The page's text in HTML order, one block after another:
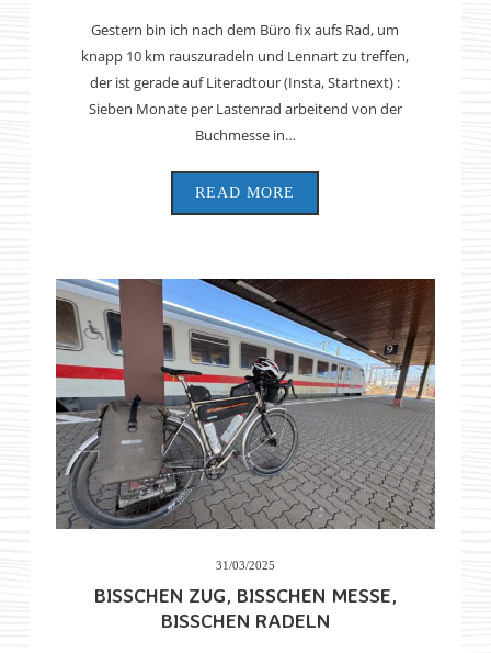
Gestern bin ich nach dem Büro fix aufs Rad, um
knapp 10 km rauszuradeln und Lennart zu treffen,
der ist gerade auf Literadtour (Insta, Startnext) :
Sieben Monate per Lastenrad arbeitend von der
Buchmesse in…
READ MORE
31/03/2025
BISSCHEN ZUG, BISSCHEN MESSE,
BISSCHEN RADELN